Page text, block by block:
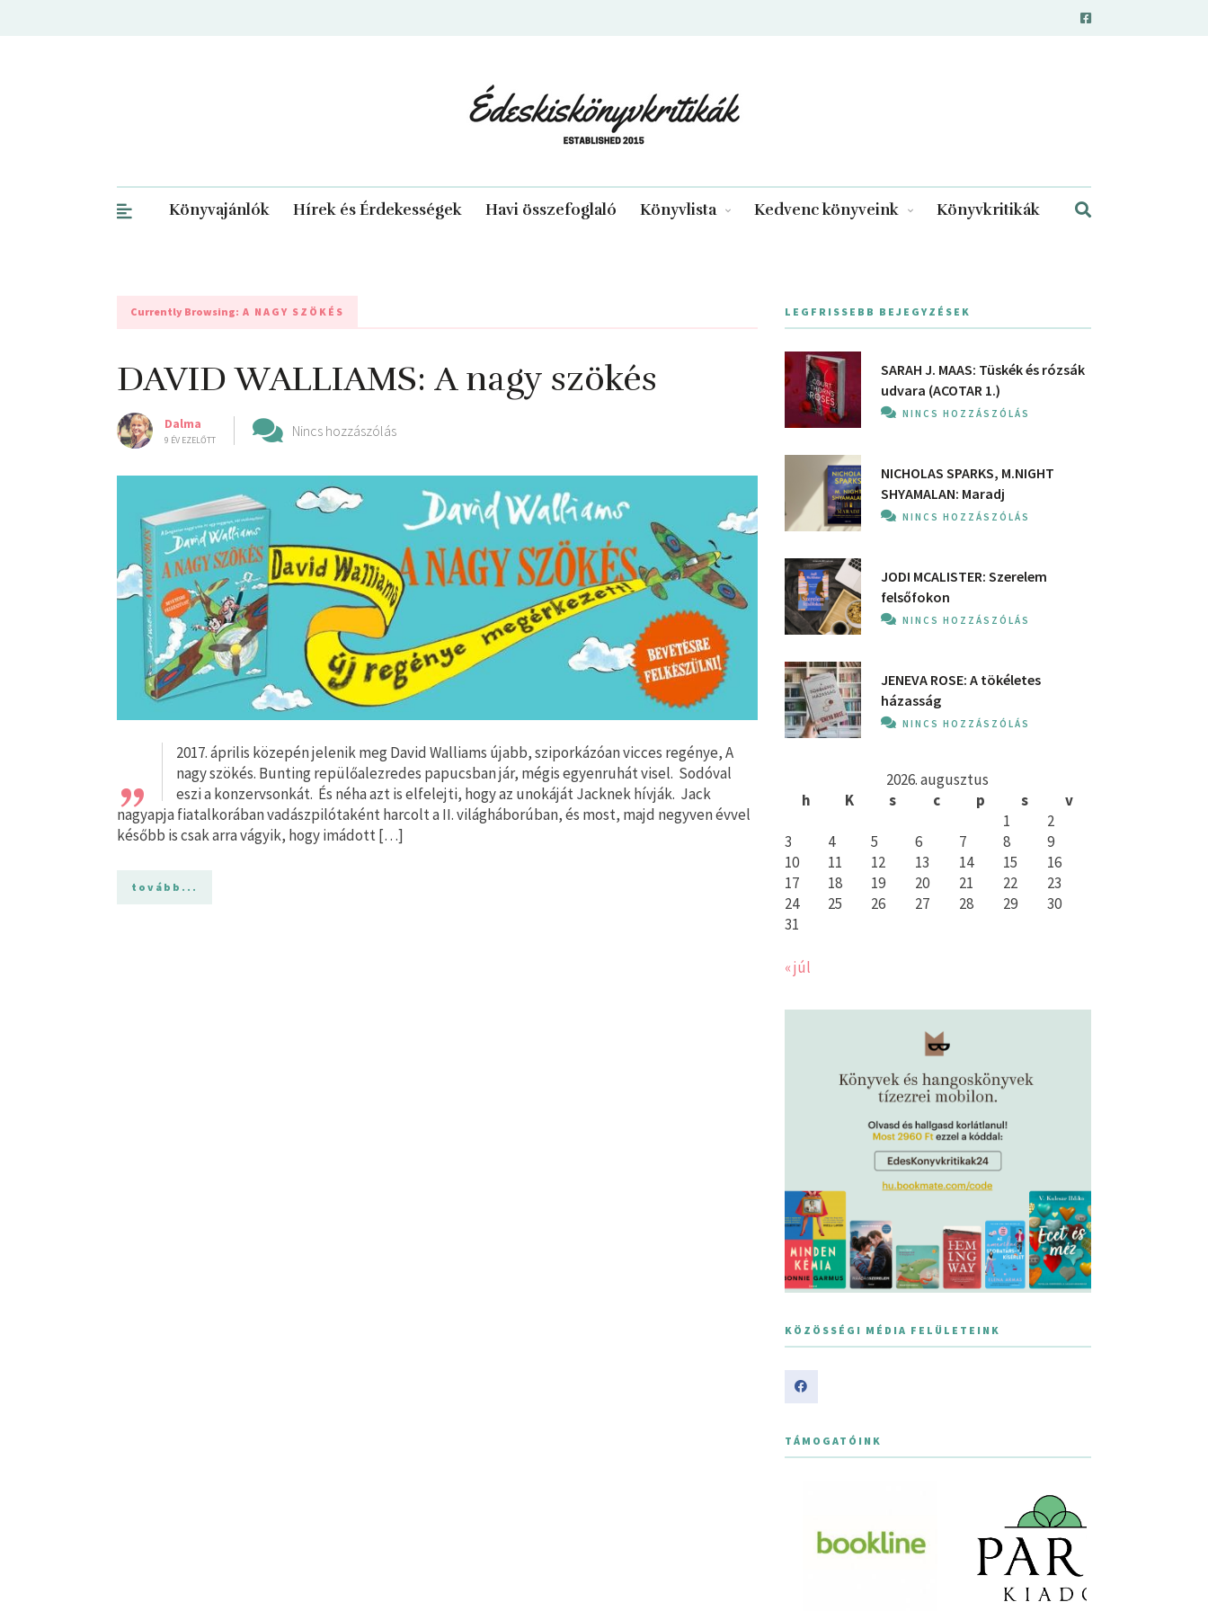
Könyvajánlók Hírek és Érdekességek Havi összefoglaló Könyvlista Kedvenc könyveink Könyvkritikák
Currently Browsing: A NAGY SZÖKÉS
DAVID WALLIAMS: A nagy szökés
Dalma
9 ÉV EZELŐTT
Nincs hozzászólás
„
2017. ​április közepén jelenik meg David Walliams újabb, sziporkázóan vicces regénye, A
nagy szökés. Bunting repülőalezredes papucsban jár, mégis egyenruhát visel. Sodóval
eszi a konzervsonkát. És néha azt is elfelejti, hogy az unokáját Jacknek hívják. Jack
nagyapja fiatalkorában vadászpilótaként harcolt a II. világháborúban, és most, majd negyven évvel
később is csak arra vágyik, hogy imádott […]
tovább...
LEGFRISSEBB BEJEGYZÉSEK
SARAH J. MAAS: Tüskék és rózsák
udvara (ACOTAR 1.)
NINCS HOZZÁSZÓLÁS
NICHOLAS SPARKS, M.NIGHT
SHYAMALAN: Maradj
NINCS HOZZÁSZÓLÁS
JODI MCALISTER: Szerelem
felsőfokon
NINCS HOZZÁSZÓLÁS
JENEVA ROSE: A ​tökéletes
házasság
NINCS HOZZÁSZÓLÁS
2026. augusztus
h
K s c p s
v
1
2
3
4 5 6 7 8
9
10
11 12 13 14 15
16
17
18 19 20 21 22
23
24
25 26 27 28 29
30
31
« júl
KÖZÖSSÉGI MÉDIA FELÜLETEINK
TÁMOGATÓINK